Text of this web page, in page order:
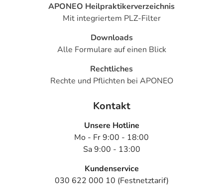
APONEO Heilpraktikerverzeichnis
Mit integriertem PLZ-Filter
Downloads
Alle Formulare auf einen Blick
Rechtliches
Rechte und Pflichten bei APONEO
Kontakt
Unsere Hotline
Mo - Fr 9:00 - 18:00
Sa 9:00 - 13:00
Kundenservice
030 622 000 10 (Festnetztarif)